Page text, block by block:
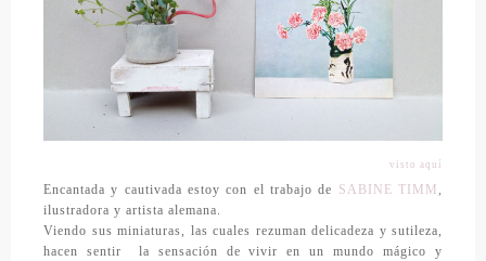
visto aquí
Encantada y cautivada estoy con el trabajo de SABINE TIMM ,
ilustradora y artista alemana.
Viendo sus miniaturas, las cuales rezuman delicadeza y sutileza,
hacen sentir la sensación de vivir en un mundo mágico y